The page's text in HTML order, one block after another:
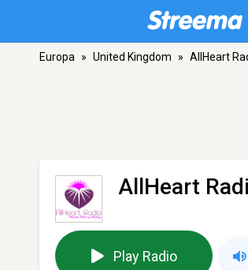
Europa » United Kingdom » AllHeart
AllHeart
Play Radio